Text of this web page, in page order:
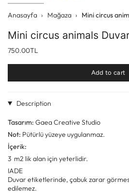
Anasayfa › Mağaza › Mini circus
Mini circus animals
750.00TL
Add to cart
Description
Tasarım: Gaea Creative Studio
Not: Pütürlü yüzeye uygulanmaz.
İçerik:
3 m2 lik alan için yeterlidir.
IADE
Duvar etiketlerinde, çabuk zarar
edilemez.